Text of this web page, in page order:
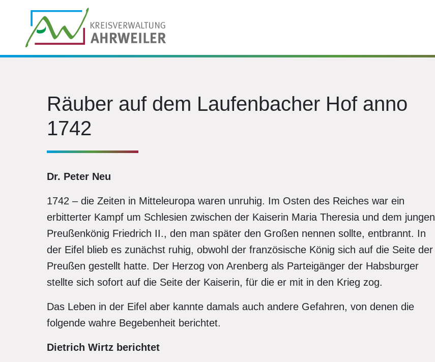
Räuber auf dem Laufenbacher Hof anno
1742
Dr. Peter Neu
1742 – die Zeiten in Mitteleuropa waren unruhig. Im Osten des Reiches war ein
erbitterter Kampf um Schlesien zwischen der Kaiserin Maria Theresia und dem jungen
Preußenkönig Friedrich II., den man später den Großen nennen sollte, entbrannt. In
der Eifel blieb es zunächst ruhig, obwohl der französische König sich auf die Seite der
Preußen gestellt hatte. Der Herzog von Arenberg als Parteigänger der Habsburger
stellte sich sofort auf die Seite der Kaiserin, für die er mit in den Krieg zog.
Das Leben in der Eifel aber kannte damals auch andere Gefahren, von denen die
folgende wahre Begebenheit berichtet.
Dietrich Wirtz berichtet